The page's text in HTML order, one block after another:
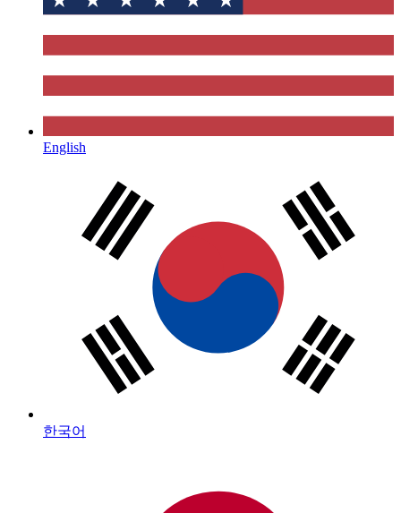
English
한국어